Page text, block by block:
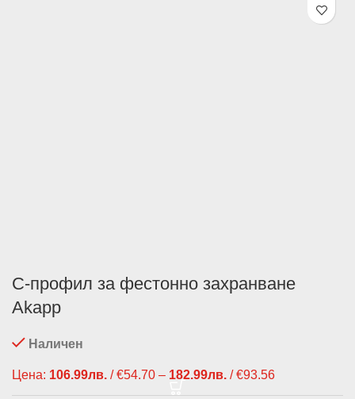
С-профил за фестонно захранване
Akapp
Наличен
Цена: 106.99лв. / €54.70 – 182.99лв. / €93.56